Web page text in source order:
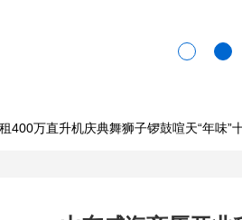
400万直升机庆典舞狮子锣鼓喧天“年味”